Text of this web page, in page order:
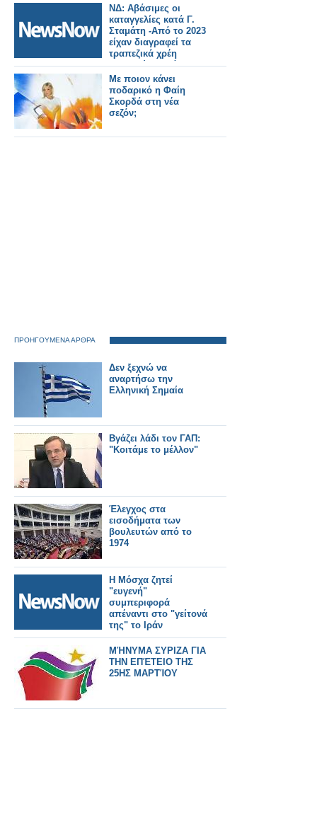
ΝΔ: Αβάσιμες οι
καταγγελίες κατά Γ.
Σταμάτη -Από το 2023
είχαν διαγραφεί τα
τραπεζικά χρέη
συγγενών θυμάτων
στα Τέμπη
Με ποιον κάνει
ποδαρικό η Φαίη
Σκορδά στη νέα
σεζόν;
ΠΡΟΗΓΟΥΜΕΝΑ ΑΡΘΡΑ
Δεν ξεχνώ να
αναρτήσω την
Ελληνική Σημαία
Βγάζει λάδι τον ΓΑΠ:
"Κοιτάμε το μέλλον"
Έλεγχος στα
εισοδήματα των
βουλευτών από το
1974
Η Μόσχα ζητεί
"ευγενή"
συμπεριφορά
απέναντι στο "γείτονά
της" το Ιράν
ΜΉΝΥΜΑ ΣΥΡΙΖΑ ΓΙΑ
ΤΗΝ ΕΠΈΤΕΙΟ ΤΗΣ
25ΗΣ ΜΑΡΤΊΟΥ